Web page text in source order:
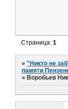
Страница:1
»"Никто не
памяти
» Воробьев